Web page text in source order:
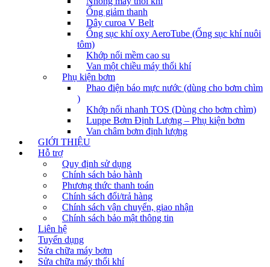
Ống giảm thanh
Dây curoa V Belt
Ống sục khí oxy AeroTube (Ống sục khí nuôi
tôm)
Khớp nối mềm cao su
Van một chiều máy thổi khí
Phụ kiện bơm
Phao điện báo mực nước (dùng cho bơm chìm
)
Khớp nối nhanh TOS (Dùng cho bơm chìm)
Luppe Bơm Định Lượng – Phụ kiện bơm
Van châm bơm định lượng
GIỚI THIỆU
Hỗ trợ
Quy định sử dụng
Chính sách bảo hành
Phương thức thanh toán
Chính sách đổi/trả hàng
Chính sách vận chuyển, giao nhận
Chính sách bảo mật thông tin
Liên hệ
Tuyển dụng
Sửa chữa máy bơm
Sửa chữa máy thổi khí